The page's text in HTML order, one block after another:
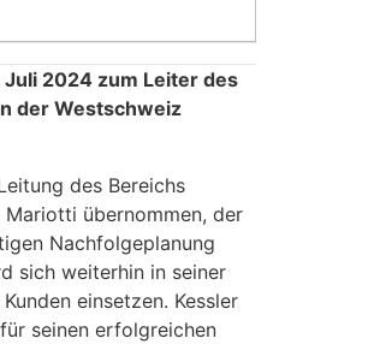
Juli 2024 zum Leiter des
der Westschweiz
des Bereichs
übernommen, der
Nachfolgeplanung
sich weiterhin in seiner
einsetzen. Kessler
seinen erfolgreichen